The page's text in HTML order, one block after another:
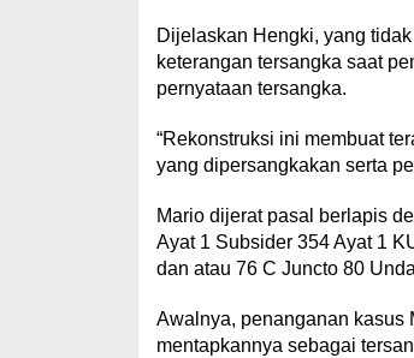
Dijelaskan Hengki, yang
keterangan tersangka saat
pernyataan tersangka.
“Rekonstruksi ini membuat
yang dipersangkakan serta
Mario dijerat pasal berlapis
Ayat 1 Subsider 354 Ayat 1
dan atau 76 C Juncto 80
Awalnya, penanganan kasus
mentapkannya sebagai